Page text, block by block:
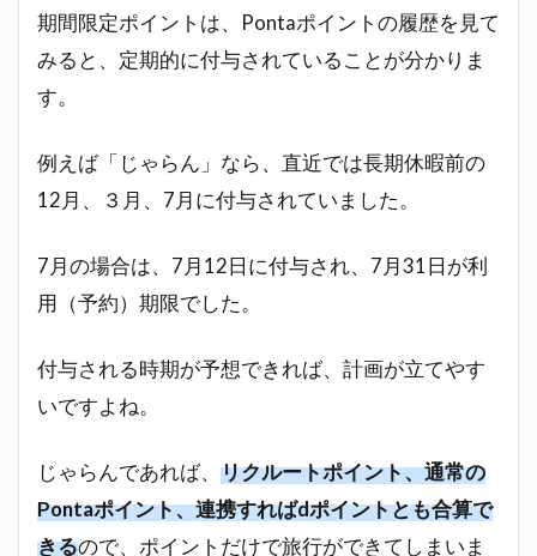
期間限定ポイントは、Pontaポイントの履歴を見て
みると、定期的に付与されていることが分かりま
す。
例えば「じゃらん」なら、直近では長期休暇前の
12月、３月、7月に付与されていました。
7月の場合は、7月12日に付与され、7月31日が利
用（予約）期限でした。
付与される時期が予想できれば、計画が立てやす
いですよね。
じゃらんであれば、 リクルートポイント、通常の
Pontaポイント、連携すればdポイントとも合算で
きるので、ポイントだけで旅行ができてしまいま